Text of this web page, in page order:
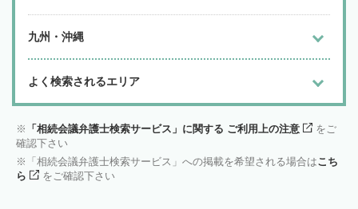
九州・沖縄
よく検索されるエリア
「相続会議弁護士検索サービス」に関する ご利用上の注意
をご
確認下さい
「相続会議弁護士検索サービス」への掲載を希望される場合はこち
ら
をご確認下さい